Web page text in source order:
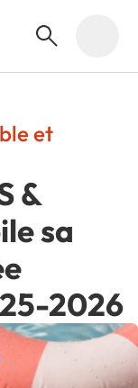
&
sa
2026
et